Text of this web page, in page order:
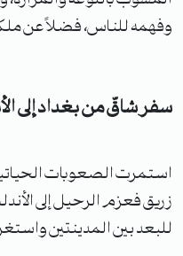
وفهمه للناس، فضلاً عن
سفر شاقّ من بغداد إلى
استمرت الصعوبات
زريق فعزم الرحيل إلى
للبعد بين المدينتين